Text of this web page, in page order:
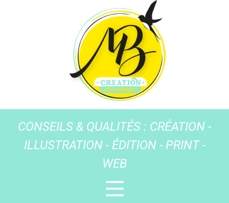
CONSEILS & QUALITÉS : CRÉATION -
ILLUSTRATION - ÉDITION - PRINT -
WEB